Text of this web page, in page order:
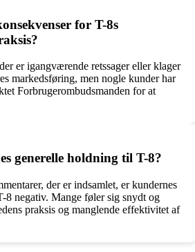
for T-8s
er igangværende retssager eller klager
markedsføring, men nogle kunder har
Forbrugerombudsmanden for at
generelle holdning til T-8?
der er indsamlet, er kundernes
8 negativ. Mange føler sig snydt og
praksis og manglende effektivitet af